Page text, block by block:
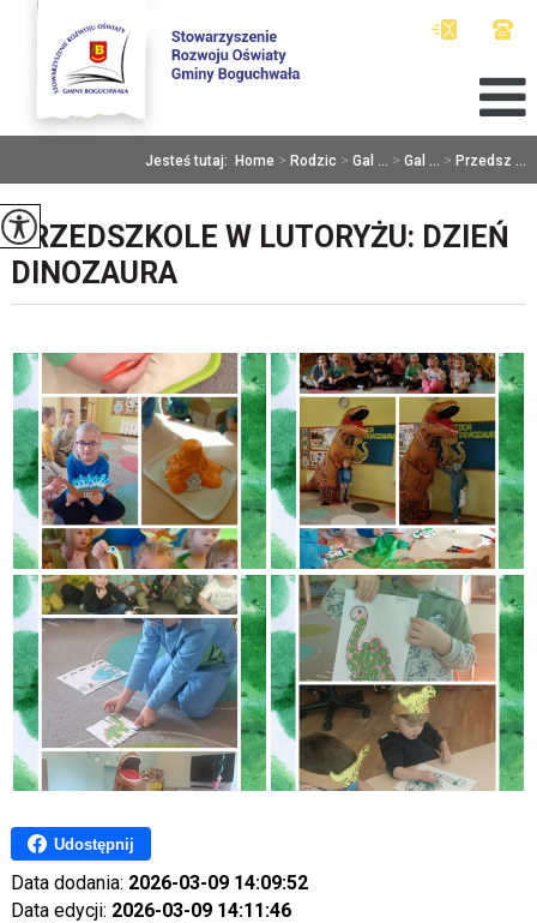
Jesteś tutaj: Home > Rodzic > Gal ... > Gal ... > Przedsz ...
PRZEDSZKOLE W LUTORYŻU: DZIEŃ
DINOZAURA
Udostępnij
Data dodania: 2026-03-09 14:09:52
Data edycji: 2026-03-09 14:11:46